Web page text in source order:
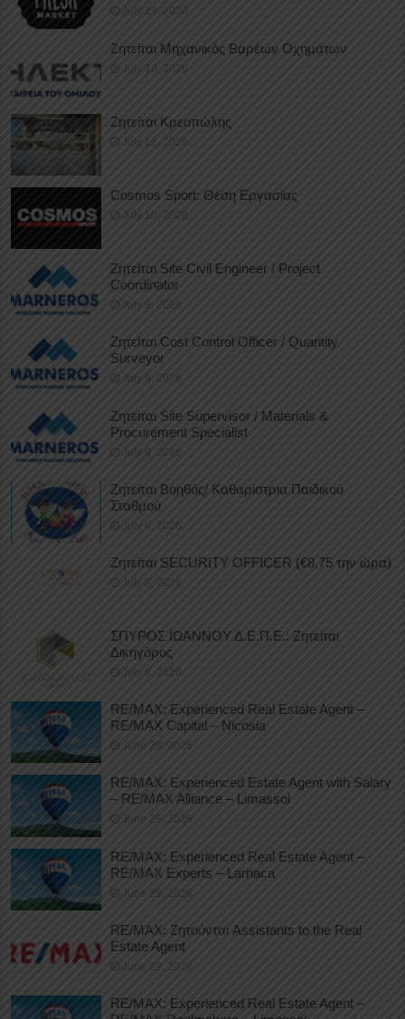
July 14, 2026
Ζητείται Μηχανικός Βαρέων Οχημάτων
July 13, 2026
Ζητείται Κρεοπώλης
July 12, 2026
Cosmos Sport: Θέση Εργασίας
July 10, 2026
Ζητείται Site Civil Engineer / Project
Coordinator
July 9, 2026
Ζητείται Cost Control Officer / Quantity
Surveyor
July 9, 2026
Ζητείται Site Supervisor / Materials &
Procurement Specialist
July 9, 2026
Ζητείται Βοηθός/ Καθαρίστρια Παιδικού
Σταθμού
July 8, 2026
Ζητείται SECURITY OFFICER (€8,75 την ώρα)
July 8, 2026
ΣΠΥΡΟΣ ΙΩΑΝΝΟΥ Δ.Ε.Π.Ε.: Ζητείται
Δικηγόρος
July 8, 2026
RE/MAX: Experienced Real Estate Agent –
RE/MAX Capital – Nicosia
June 29, 2026
RE/MAX: Experienced Estate Agent with Salary
– RE/MAX Alliance – Limassol
June 29, 2026
RE/MAX: Experienced Real Estate Agent –
RE/MAX Experts – Larnaca
June 29, 2026
RE/MAX: Ζητούνται Assistants to the Real
Estate Agent
June 29, 2026
RE/MAX: Experienced Real Estate Agent –